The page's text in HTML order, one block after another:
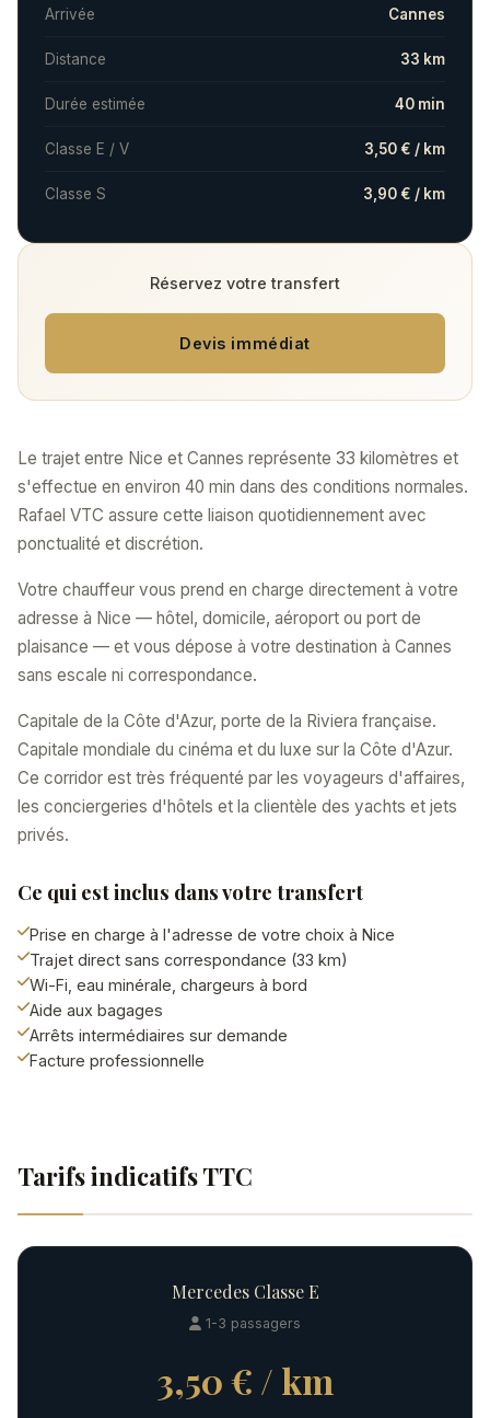
Le trajet entre Nice et Cannes représente 33 kilomètres et
s'effectue en environ 40 min dans des conditions normales.
Rafael VTC assure cette liaison quotidiennement avec
ponctualité et discrétion.
Votre chauffeur vous prend en charge directement à votre
adresse à Nice — hôtel, domicile, aéroport ou port de
plaisance — et vous dépose à votre destination à Cannes
sans escale ni correspondance.
Capitale de la Côte d'Azur, porte de la Riviera française.
Capitale mondiale du cinéma et du luxe sur la Côte d'Azur.
Ce corridor est très fréquenté par les voyageurs d'affaires,
les conciergeries d'hôtels et la clientèle des yachts et jets
privés.
Ce qui est inclus dans votre transfert
Prise en charge à l'adresse de votre choix à Nice
Trajet direct sans correspondance (33 km)
Wi-Fi, eau minérale, chargeurs à bord
Aide aux bagages
Arrêts intermédiaires sur demande
Facture professionnelle
Arrivée Cannes
Distance 33 km
Durée estimée 40 min
Classe E / V 3,50 € / km
Classe S 3,90 € / km
Réservez votre transfert
Devis immédiat
Tarifs indicatifs TTC
Mercedes Classe E
1-3 passagers
3,50 € / km